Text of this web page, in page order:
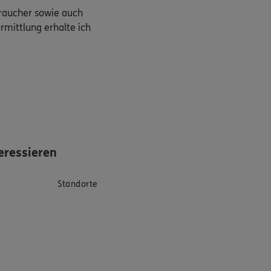
sowie auch
erhalte ich
Standorte